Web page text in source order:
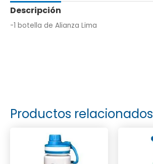
Descripción
-1 botella de Alianza Lima
Productos relacionados